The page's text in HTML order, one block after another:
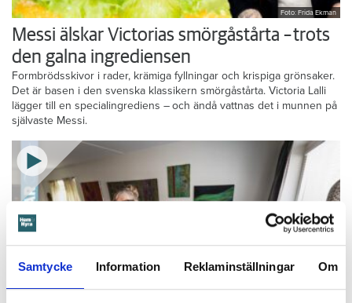
Samtycke Information Reklaminställningar Om
Foto: Frida Ekman
Messi älskar Victorias smörgåstårta – trots
den galna ingrediensen
Formbrödsskivor i rader, krämiga fyllningar och krispiga grönsaker.
Det är basen i den svenska klassikern smörgåstårta. Victoria Lalli
lägger till en specialingrediens – och ändå vattnas det i munnen på
självaste Messi.